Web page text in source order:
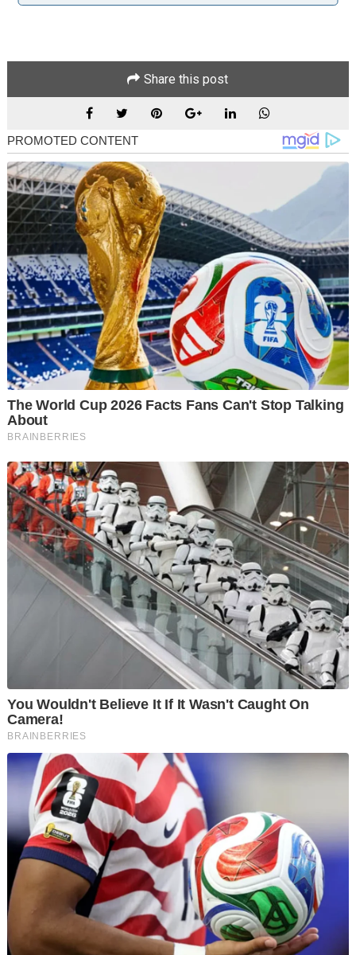
Kuala Lumpur: Menawarkan khidmat pelacuran pada waktu
siang kepada golongan lelaki 'gila seks'.
Aktiviti premis perniagaan yang beroperasi di Jalan Petaling
di sini, itu bagaimanapun diserbu polis dari Ibu Pejabat Polis
Daerah (IPD) Dang Wangi, semalam.
Ketua Polis Daerah Dang Wangi Asisten Komisioner Noor
Dellhan Yahaya berkata, serbuan pada 4 petang itu dilakukan
di lapan premis pelacuran sekitar kawasan berkenaan.
"Hasil serbuan, polis menahan 12 individu terdiri daripada
lapan wanita tempatan dan empat lelaki tempatan berusia
antara 25 hingga 49 tahun.
"Polis turut merampas 89 keping kondom, gel pelincir, buku
catatan dan wang tunai RM500," katanya dalam kenyataan hari
ini.
Noor Dellhan berkata, kesemua individu ditahan reman empat
hari bermula hari ini sehingga 11 Mac ini.
Menurutnya, kes disiasat mengikut Seksyen 372B Kanun
Keseksaan dan Seksyen 373 kanun sama.
Beliau turut menyeru orang ramai menyalurkan maklumat
mengenai sebarang kegiatan menyalahi undang-undang
dengan menghubungi IPD Dang Wangi di talian 03-26002222
Share this post